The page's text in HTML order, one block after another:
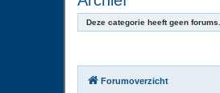
Deze categorie heeft geen forums.
Forumoverzicht